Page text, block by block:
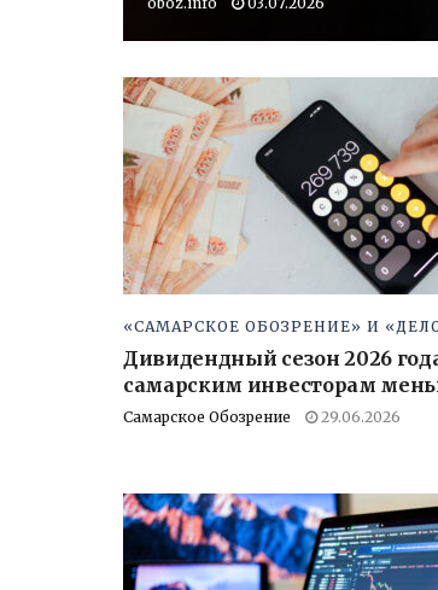
«САМАРСКОЕ ОБОЗРЕНИЕ» И
Дивидендный сезон 2026
самарским инвесторам
Самарское Обозрение 29.06.2026